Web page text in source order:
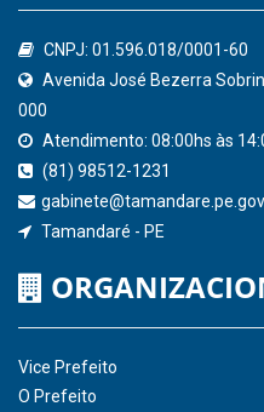
Confederação Nacional de
QEdu
Consultar Convênios
Receber Informações sobre
Hora:12:10/ Quinta-Feira,06
de 2026
INSTITUCIONAL